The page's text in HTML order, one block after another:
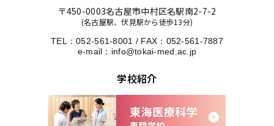
〒450-0003名古屋市中村区名駅南2-7-2
(名古屋駅、伏見駅から徒歩13分)
TEL：052-561-8001 / FAX：052-561-7887
e-mail： info@tokai-med.ac.jp
学校紹介